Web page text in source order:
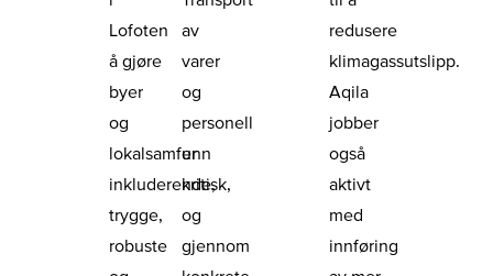
Lofoten
å gjøre
byer
og
lokalsamfunn
inkluderende,
trygge,
robuste
av
varer
og
personell
er
kritisk,
og
gjennom
redusere
klimagassutslipp.
Aqila
jobber
også
aktivt
med
innføring